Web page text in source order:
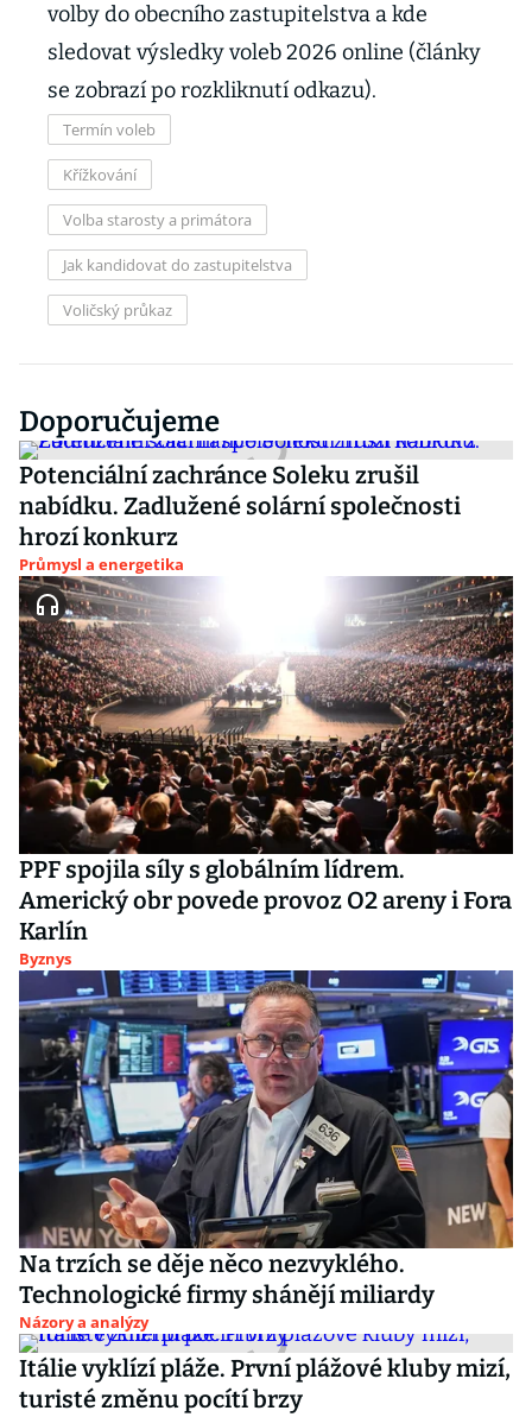
volby do obecního zastupitelstva a kde
sledovat výsledky voleb 2026 online (články
se zobrazí po rozkliknutí odkazu).
Termín voleb
Křížkování
Volba starosty a primátora
Jak kandidovat do zastupitelstva
Voličský průkaz
Doporučujeme
Potenciální zachránce Soleku zrušil
nabídku. Zadlužené solární společnosti
hrozí konkurz
Průmysl a energetika
PPF spojila síly s globálním lídrem.
Americký obr povede provoz O2 areny i Fora
Karlín
Byznys
Na trzích se děje něco nezvyklého.
Technologické firmy shánějí miliardy
Názory a analýzy
Itálie vyklízí pláže. První plážové kluby mizí,
turisté změnu pocítí brzy